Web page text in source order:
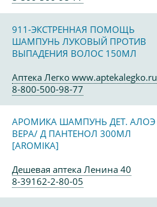
911-ЭКСТРЕННАЯ ПОМОЩЬ
ШАМПУНЬ ЛУКОВЫЙ ПРОТИВ
ВЫПАДЕНИЯ ВОЛОС 150МЛ
Аптека Легко www.aptekalegko.ru
8-800-500-98-77
АРОМИКА ШАМПУНЬ ДЕТ. АЛОЭ
ВЕРА/ Д ПАНТЕНОЛ 300МЛ
[AROMIKA]
Дешевая аптека Ленина 40
8-39162-2-80-05